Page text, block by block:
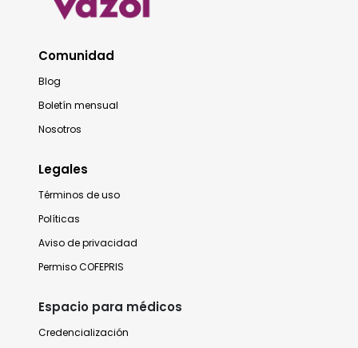
Comunidad
Blog
Boletín mensual
Nosotros
Legales
Términos de uso
Políticas
Aviso de privacidad
Permiso COFEPRIS
Espacio para médicos
Credencialización